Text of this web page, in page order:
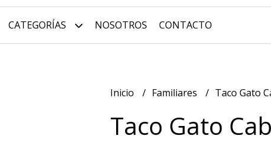
CATEGORÍAS NOSOTROS CONTACTO
Inicio Familiares Taco Gato
Taco Gato